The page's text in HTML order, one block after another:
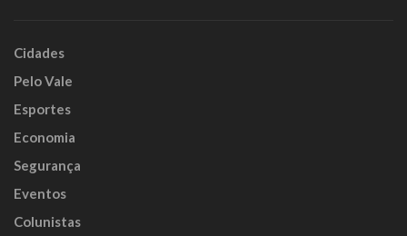
Cidades
Pelo Vale
Esportes
Economia
Segurança
Eventos
Colunistas